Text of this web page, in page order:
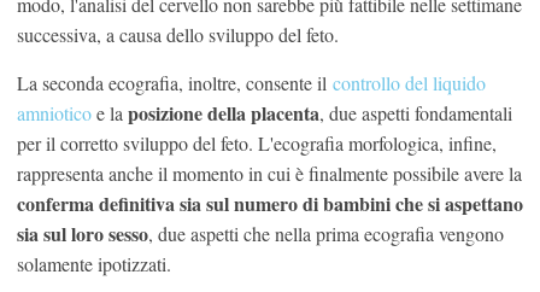
successiva, a causa dello sviluppo del feto.
La seconda ecografia, inoltre, consente il controllo del liquido
amnioticoe la posizione della placenta, due aspetti fondamentali
per il corretto sviluppo del feto. L'ecografia morfologica, infine,
rappresenta anche il momento in cui è finalmente possibile avere la
conferma definitiva sia sul numero di bambini che si aspettano
sia sul loro sesso, due aspetti che nella prima ecografia vengono
solamente ipotizzati.